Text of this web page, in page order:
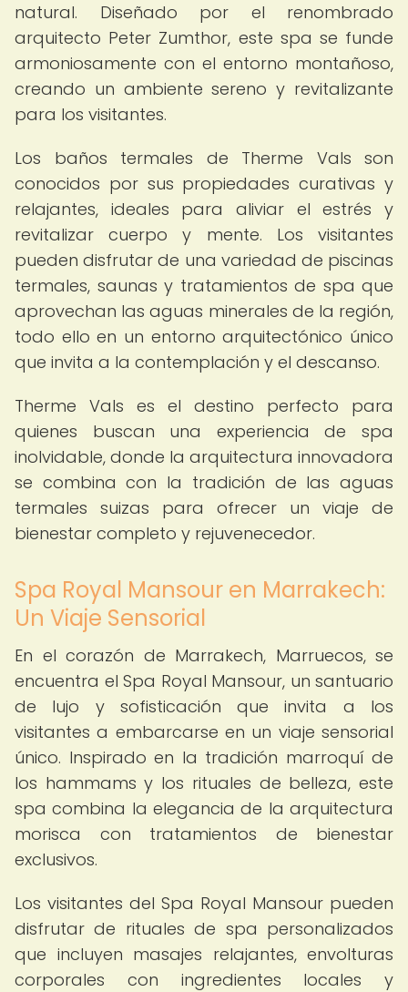
natural. Diseñado por el renombrado
arquitecto Peter Zumthor, este spa se funde
armoniosamente con el entorno montañoso,
creando un ambiente sereno y revitalizante
para los visitantes.
Los baños termales de Therme Vals son
conocidos por sus propiedades curativas y
relajantes, ideales para aliviar el estrés y
revitalizar cuerpo y mente. Los visitantes
pueden disfrutar de una variedad de piscinas
termales, saunas y tratamientos de spa que
aprovechan las aguas minerales de la región,
todo ello en un entorno arquitectónico único
que invita a la contemplación y el descanso.
Therme Vals es el destino perfecto para
quienes buscan una experiencia de spa
inolvidable, donde la arquitectura innovadora
se combina con la tradición de las aguas
termales suizas para ofrecer un viaje de
bienestar completo y rejuvenecedor.
Spa Royal Mansour en Marrakech:
Un Viaje Sensorial
En el corazón de Marrakech, Marruecos, se
encuentra el Spa Royal Mansour, un santuario
de lujo y sofisticación que invita a los
visitantes a embarcarse en un viaje sensorial
único. Inspirado en la tradición marroquí de
los hammams y los rituales de belleza, este
spa combina la elegancia de la arquitectura
morisca con tratamientos de bienestar
exclusivos.
Los visitantes del Spa Royal Mansour pueden
disfrutar de rituales de spa personalizados
que incluyen masajes relajantes, envolturas
corporales con ingredientes locales y